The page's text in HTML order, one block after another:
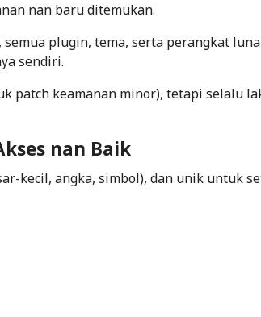
nan baru ditemukan.
semua plugin, tema, serta perangkat
sendiri.
patch keamanan minor), tetapi selalu
nan Baik
kecil, angka, simbol), dan unik untuk